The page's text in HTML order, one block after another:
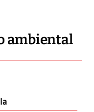
ambiental